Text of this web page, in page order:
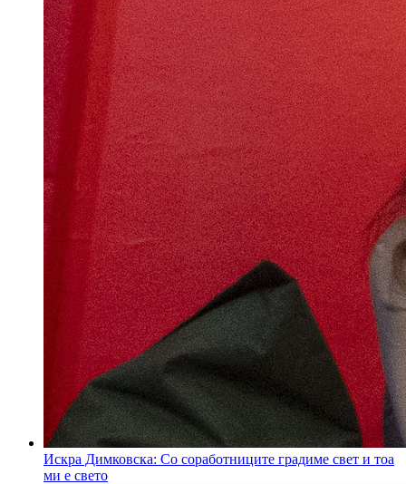
Искра Димковска: Со соработниците градиме свет и тоа
ми е свето